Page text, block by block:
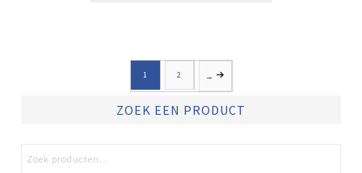
1 2 →
ZOEK EEN PRODUCT